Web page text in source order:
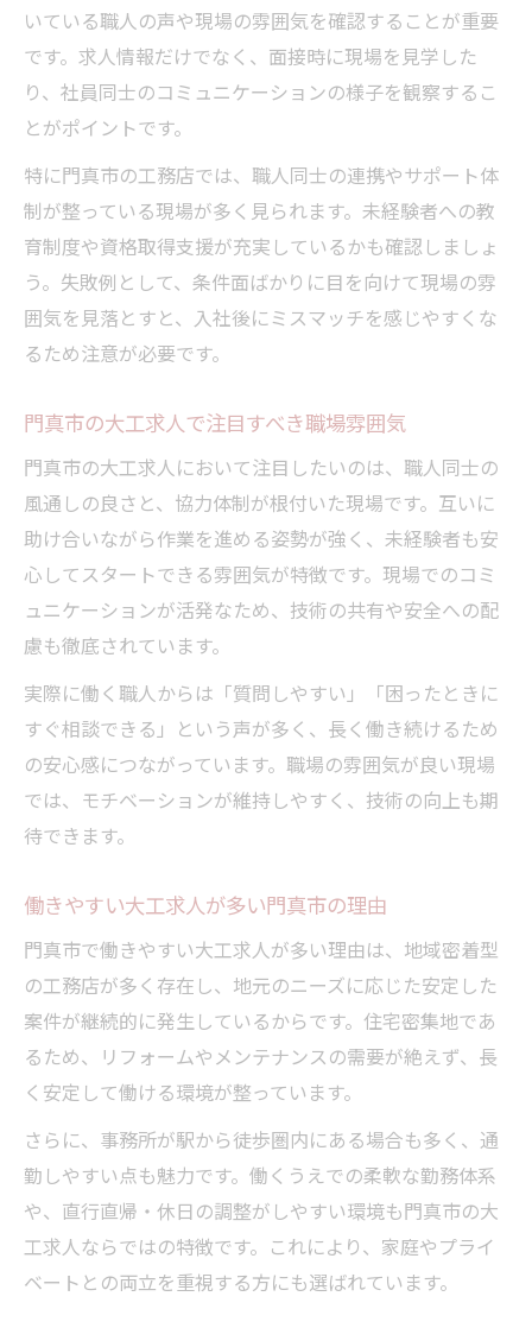
いている職人の声や現場の雰囲気を確認することが重要
です。求人情報だけでなく、面接時に現場を見学した
り、社員同士のコミュニケーションの様子を観察するこ
とがポイントです。
特に門真市の工務店では、職人同士の連携やサポート体
制が整っている現場が多く見られます。未経験者への教
育制度や資格取得支援が充実しているかも確認しましょ
う。失敗例として、条件面ばかりに目を向けて現場の雰
囲気を見落とすと、入社後にミスマッチを感じやすくな
るため注意が必要です。
門真市の大工求人で注目すべき職場雰囲気
門真市の大工求人において注目したいのは、職人同士の
風通しの良さと、協力体制が根付いた現場です。互いに
助け合いながら作業を進める姿勢が強く、未経験者も安
心してスタートできる雰囲気が特徴です。現場でのコミ
ュニケーションが活発なため、技術の共有や安全への配
慮も徹底されています。
実際に働く職人からは「質問しやすい」「困ったときに
すぐ相談できる」という声が多く、長く働き続けるため
の安心感につながっています。職場の雰囲気が良い現場
では、モチベーションが維持しやすく、技術の向上も期
待できます。
働きやすい大工求人が多い門真市の理由
門真市で働きやすい大工求人が多い理由は、地域密着型
の工務店が多く存在し、地元のニーズに応じた安定した
案件が継続的に発生しているからです。住宅密集地であ
るため、リフォームやメンテナンスの需要が絶えず、長
く安定して働ける環境が整っています。
さらに、事務所が駅から徒歩圏内にある場合も多く、通
勤しやすい点も魅力です。働くうえでの柔軟な勤務体系
や、直行直帰・休日の調整がしやすい環境も門真市の大
工求人ならではの特徴です。これにより、家庭やプライ
ベートとの両立を重視する方にも選ばれています。